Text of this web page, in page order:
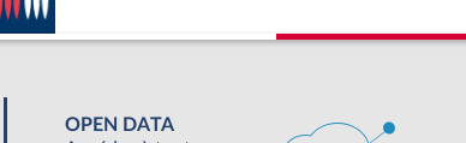
OPEN DATA